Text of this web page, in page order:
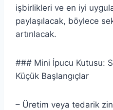
işbirlikleri ve en iyi
paylaşılacak, böylece
artırılacak.
### Mini İpucu Kutusu:
Küçük Başlangıçlar
– Üretim veya tedarik